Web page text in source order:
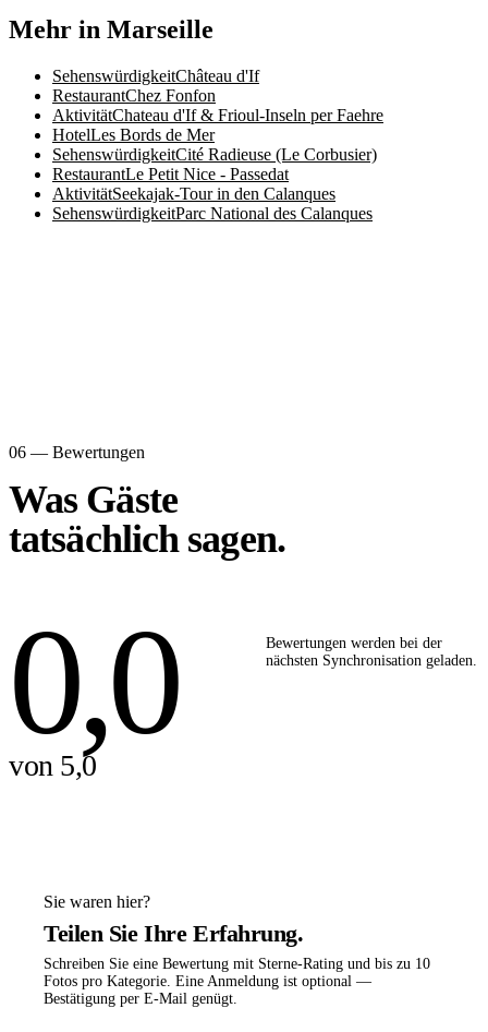
Mehr in Marseille
SehenswürdigkeitChâteau d'If
RestaurantChez Fonfon
AktivitätChateau d'If & Frioul-Inseln per Faehre
HotelLes Bords de Mer
SehenswürdigkeitCité Radieuse (Le Corbusier)
RestaurantLe Petit Nice - Passedat
AktivitätSeekajak-Tour in den Calanques
SehenswürdigkeitParc National des Calanques
06 — Bewertungen
Was Gäste
tatsächlich sagen.
0,0
von 5,0
Bewertungen werden bei der
nächsten Synchronisation geladen.
Sie waren hier?
Teilen Sie Ihre Erfahrung.
Schreiben Sie eine Bewertung mit Sterne-Rating und bis zu 10
Fotos pro Kategorie. Eine Anmeldung ist optional —
Bestätigung per E-Mail genügt.